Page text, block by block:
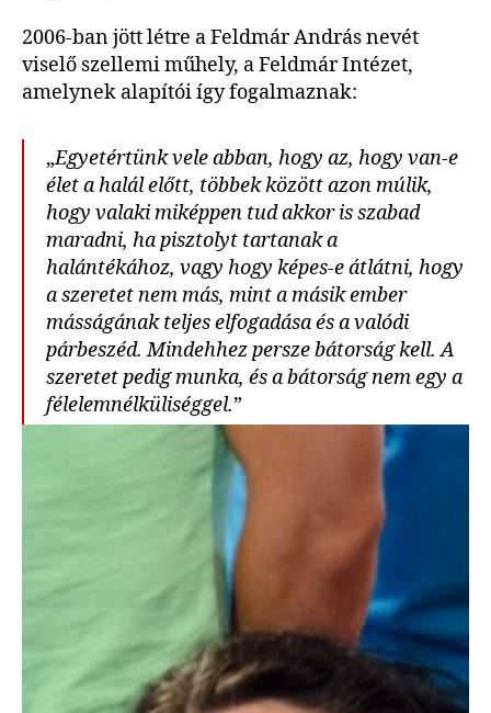
2006-ban jött létre a Feldmár András nevét
viselő szellemi műhely, a Feldmár Intézet,
amelynek alapítói így fogalmaznak:
„Egyetértünk vele abban, hogy az, hogy van-e
élet a halál előtt, többek között azon múlik,
hogy valaki miképpen tud akkor is szabad
maradni, ha pisztolyt tartanak a
halántékához, vagy hogy képes-e átlátni, hogy
a szeretet nem más, mint a másik ember
másságának teljes elfogadása és a valódi
párbeszéd. Mindehhez persze bátorság kell. A
szeretet pedig munka, és a bátorság nem egy a
félelemnélküliséggel.”